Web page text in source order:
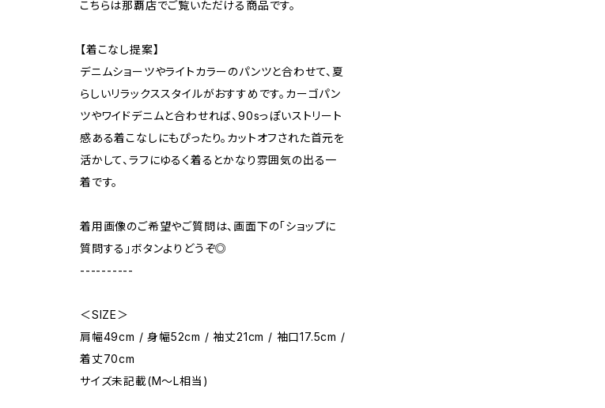
こちらは那覇店でご覧いただける商品です。
【着こなし提案】
デニムショーツやライトカラーのパンツと合わせて、夏
らしいリラックススタイルがおすすめです。カーゴパン
ツやワイドデニムと合わせれば、90sっぽいストリート
感ある着こなしにもぴったり。カットオフされた首元を
活かして、ラフにゆるく着るとかなり雰囲気の出る一
着です。
着用画像のご希望やご質問は、画面下の「ショップに
質問する」ボタンよりどうぞ◎
----------
＜SIZE＞
肩幅49cm / 身幅52cm / 袖丈21cm / 袖口17.5cm /
着丈70cm
サイズ未記載(M～L相当)